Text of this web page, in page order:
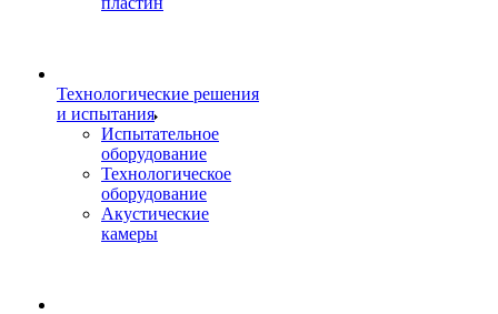
Технологические решения
и испытания
Испытательное
оборудование
Технологическое
оборудование
Акустические
камеры